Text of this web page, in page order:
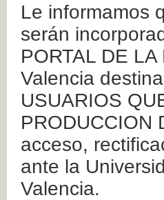
Le informamos
serán
PORTAL DE
Valencia
USUARIOS
PRODUCCION
acceso,
ante la
Valencia.